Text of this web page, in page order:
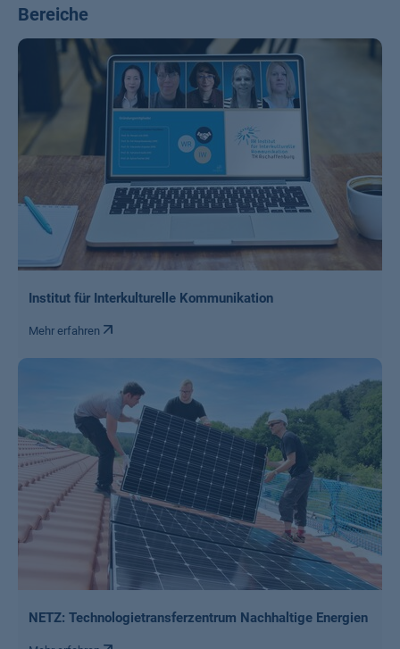
Bereiche
Institut für Interkulturelle Kommunikation
Mehr erfahren
NETZ: Technologietransferzentrum Nachhaltige Energien